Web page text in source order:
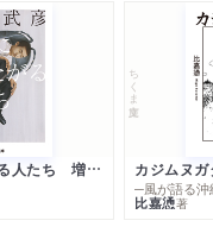
不幸になりたがる人たち 増補新版
ちくま文庫
カジムヌガ
─風が語る沖
比嘉慂著